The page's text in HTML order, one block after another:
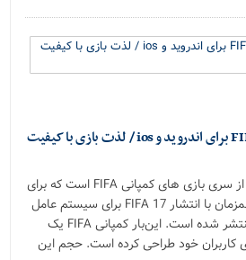
دانلود FIFA Mobile Soccer برای اندروید و ios / لذت بازی با کیفیت
بازی FIFA Mobile Soccer از سری بازی های کمپانی FIFA است که برای
طرفداران فوتبال عرضه و همزمان با انتشار FIFA 17 برای سیستم عامل
های اندروید و آی او اس منتشر شده است. این‌بار کمپانی FIFA یک
کاربران خود طراحی کرده است. حجم این